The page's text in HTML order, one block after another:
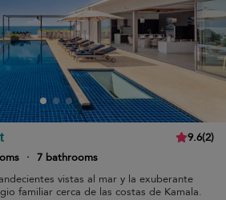
9.6(2)
· 7 bathrooms
vistas al mar y la exuberante
familiar cerca de las costas de Kamala.